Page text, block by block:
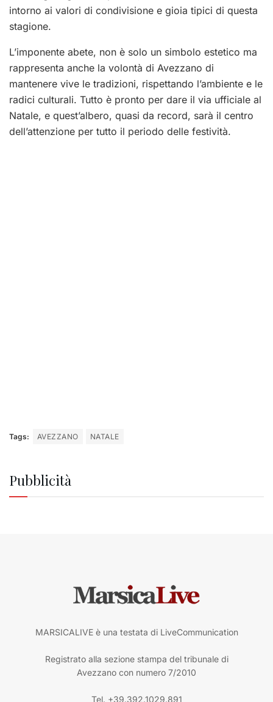
intorno ai valori di condivisione e gioia tipici di questa
stagione.
L’imponente abete, non è solo un simbolo estetico ma
rappresenta anche la volontà di Avezzano di
mantenere vive le tradizioni, rispettando l’ambiente e le
radici culturali. Tutto è pronto per dare il via ufficiale al
Natale, e quest’albero, quasi da record, sarà il centro
dell’attenzione per tutto il periodo delle festività.
Tags: AVEZZANO NATALE
Pubblicità
MARSICALIVE è una testata di LiveCommunication
Registrato alla sezione stampa del tribunale di
Avezzano con numero 7/2010
Tel. +39.392.1029.891